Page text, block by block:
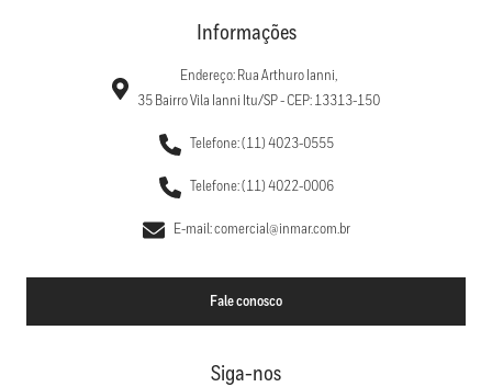
Informações
Endereço: Rua Arthuro Ianni,
35 Bairro Vila Ianni Itu/SP - CEP: 13313-150
Telefone: (11) 4023-0555
Telefone: (11) 4022-0006
E-mail: comercial@inmar.com.br
Fale conosco
Siga-nos